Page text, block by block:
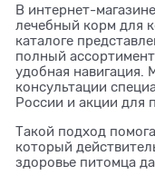
В интернет-магазине
лечебный корм для
каталоге
полный
удобная навигация.
консультации
России и акции для
Такой подход
который
здоровье питомца